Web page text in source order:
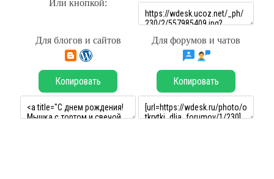
Или кнопкой:
Для блогов и сайтов Для форумов и чатов
Копировать Копировать